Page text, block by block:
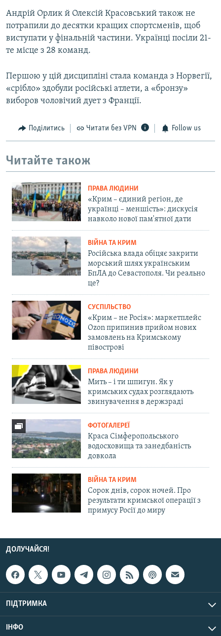
Андрій Орлик й Олексій Красовський також не
потрапили до десятки кращих спортсменів, щоб
виступати у фінальній частини. Українці посіли 21-
те місце з 28 команд.
Першою у цій дисципліні стала команда з Норвегії,
«срібло» здобули російські атлети, а «бронзу»
виборов чоловічий дует з Франції.
Поділитись Читати без VPN Follow us
Читайте також
ПРАВА ЛЮДИНИ
«Крим – єдиний регіон, де
українці – меншість»: дискусія
навколо нової пам'ятної дати
ВІЙНА ТА КРИМ
Російська влада обіцяє закрити
морський шлях українським
БпЛА до Севастополя. Чи реально
це?
СУСПІЛЬСТВО
«Крим – не Росія»: маркетплейс
Ozon припинив прийом нових
замовлень на Кримському
півострові
ПРАВА ЛЮДИНИ
Мить – і ти шпигун. Як у
кримських судах розглядають
звинувачення в держзраді
ФОТОГАЛЕРЕЇ
Краса Сімферопольського
водосховища та занедбаність
довкола
ВІЙНА ТА КРИМ
Сорок днів, сорок ночей. Про
результати кримської операції з
примусу Росії до миру
ДОЛУЧАЙСЯ!
ПІДТРИМКА
ІНФО